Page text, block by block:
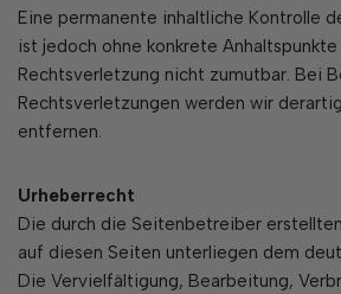
Eine permanente inhaltliche Kontrolle
ist jedoch ohne konkrete
Rechtsverletzung nicht zumutbar. Bei
Rechtsverletzungen werden wir
entfernen.
Urheberrecht
Die durch die Seitenbetreiber
auf diesen Seiten unterliegen dem
Die Vervielfältigung, Bearbeitung,